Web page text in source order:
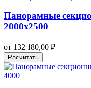
Панорамные
2000х2500
от 132 180,00 ₽
Расчитать